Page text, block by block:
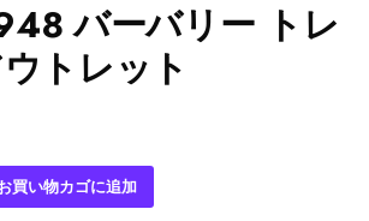
バーバリー トレ
トレット
買い物カゴに追加